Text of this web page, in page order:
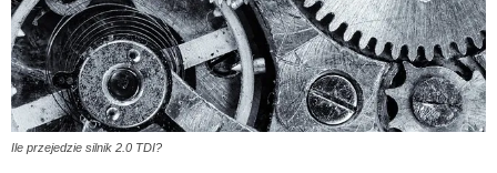
Ile przejedzie silnik 2.0 TDI?